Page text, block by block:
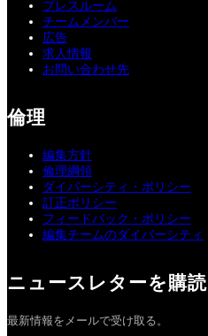
プレスルーム
チームメンバー
広告
求人情報
お問い合わせ先
倫理
編集方針
倫理綱領
ダイバーシティ・ポリシー
訂正ポリシー
フィードバック・ポリシー
編集チームのダイバーシティ
ニュースレターを購読
最新情報をメールで受け取る。